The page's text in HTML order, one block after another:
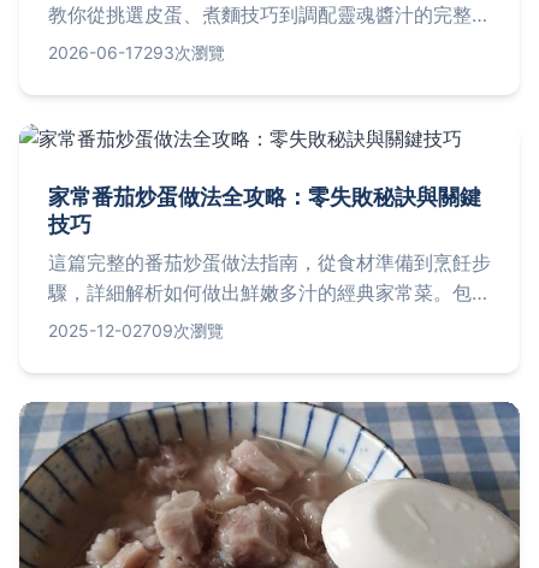
教你從挑選皮蛋、煮麵技巧到調配靈魂醬汁的完整秘
訣，並分享讓風味層次暴增的私房配料與常見失敗原
2026-06-17293次瀏覽
家常番茄炒蛋做法全攻略：零失敗秘訣與關鍵
技巧
這篇完整的番茄炒蛋做法指南，從食材準備到烹飪步
驟，詳細解析如何做出鮮嫩多汁的經典家常菜。包含
常見問題解答、營養資訊和個人經驗分享，讓你輕鬆
2025-12-02709次瀏覽